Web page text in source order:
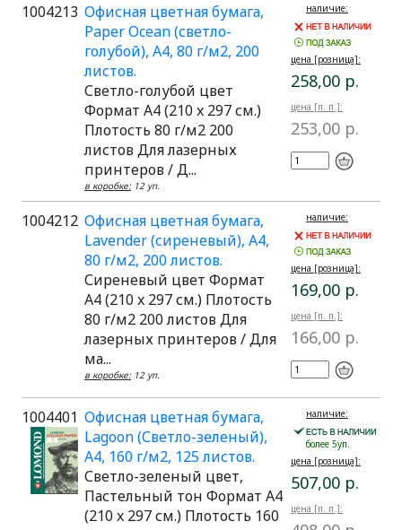
1004213 Офисная цветная бумага,
Paper Ocean (светло-
голубой), A4, 80 г/м2, 200
листов.
Светло-голубой цвет
Формат A4 (210 x 297 см.)
Плотость 80 г/м2 200
листов Для лазерных
принтеров / Д...
в коробке: 12 уп.
наличие:
цена [розница]:
258,00 р.
цена [п. п.]:
253,00 р.
1004212 Офисная цветная бумага,
Lavender (сиреневый), A4,
80 г/м2, 200 листов.
Сиреневый цвет Формат
A4 (210 x 297 см.) Плотость
80 г/м2 200 листов Для
лазерных принтеров / Для
ма...
в коробке: 12 уп.
наличие:
цена [розница]:
169,00 р.
цена [п. п.]:
166,00 р.
1004401 Офисная цветная бумага,
Lagoon (Светло-зеленый),
A4, 160 г/м2, 125 листов.
Светло-зеленый цвет,
Пастельный тон Формат A4
(210 x 297 см.) Плотость 160
наличие:
более 5уп.
цена [розница]:
507,00 р.
цена [п. п.]: